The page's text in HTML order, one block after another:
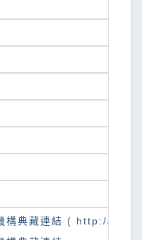
構典藏連結 ( http://